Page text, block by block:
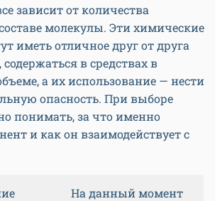
зависит от количества
молекулы. Эти химические
иметь отличное друг от друга
в средствах в
а их использование — нести
опасность. При выборе
понимать, за что именно
и как он взаимодействует с
На данный момент